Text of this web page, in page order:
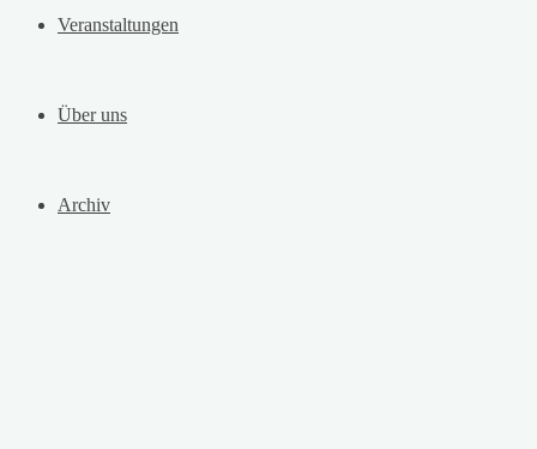
Veranstaltungen
Über uns
Archiv